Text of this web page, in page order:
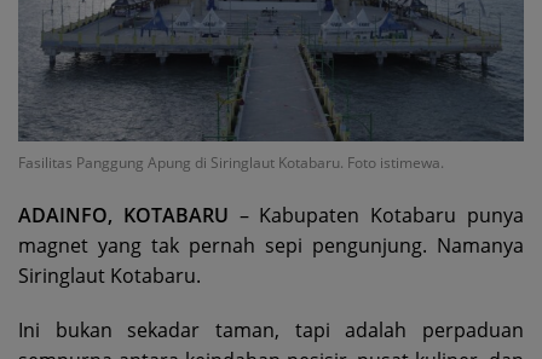
Fasilitas Panggung Apung di Siringlaut Kotabaru. Foto istimewa.
ADAINFO, KOTABARU – Kabupaten Kotabaru punya
magnet yang tak pernah sepi pengunjung. Namanya
Siringlaut Kotabaru.
Ini bukan sekadar taman, tapi adalah perpaduan